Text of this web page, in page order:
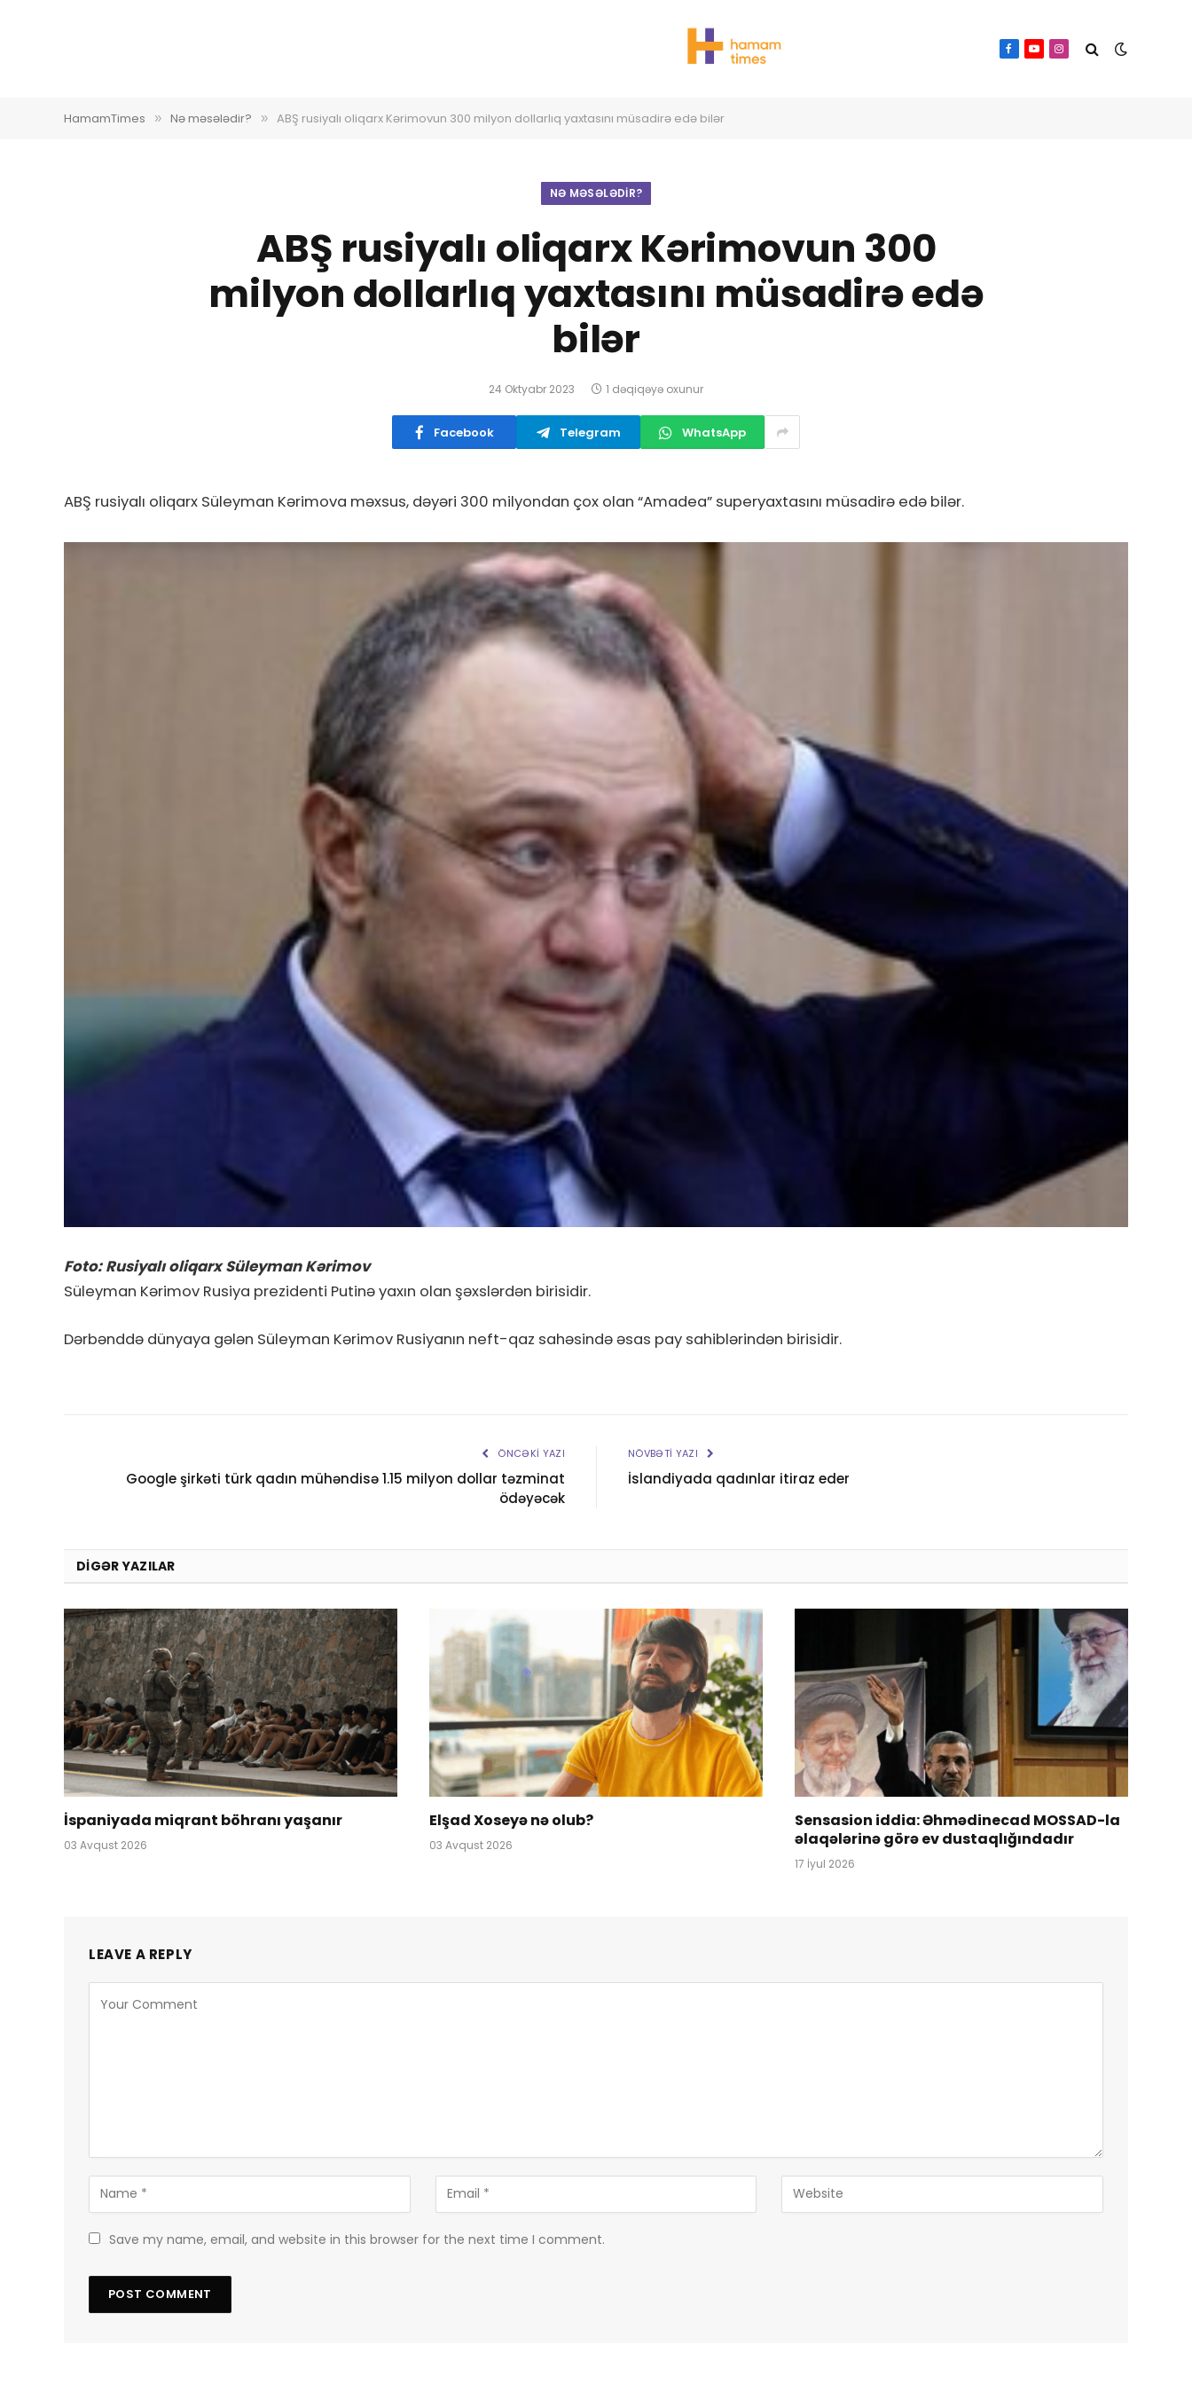
Facebook
YouTube
Instagram
HamamTimes » Nə məsələdir? » ABŞ rusiyalı oliqarx Kərimovun 300 milyon dollarlıq yaxtasını müsadirə edə bilər
NƏ MƏSƏLƏDIR?
ABŞ rusiyalı oliqarx Kərimovun 300
milyon dollarlıq yaxtasını müsadirə edə
bilər
24 Oktyabr 2023 1 dəqiqəyə oxunur
Facebook Telegram WhatsApp
ABŞ rusiyalı oliqarx Süleyman Kərimova məxsus, dəyəri 300 milyondan çox olan “Amadea” superyaxtasını müsadirə edə bilər.
Foto: Rusiyalı oliqarx Süleyman Kərimov
Süleyman Kərimov Rusiya prezidenti Putinə yaxın olan şəxslərdən birisidir.
Dərbənddə dünyaya gələn Süleyman Kərimov Rusiyanın neft-qaz sahəsində əsas pay sahiblərindən birisidir.
ÖNCƏKI YAZI
Google şirkəti türk qadın mühəndisə 1.15 milyon dollar təzminat
ödəyəcək
NÖVBƏTI YAZI
İslandiyada qadınlar itiraz eder
DIGƏR YAZILAR
İspaniyada miqrant böhranı yaşanır
03 Avqust 2026
Elşad Xoseyə nə olub?
03 Avqust 2026
Sensasion iddia: Əhmədinecad MOSSAD-la
əlaqələrinə görə ev dustaqlığındadır
17 İyul 2026
LEAVE A REPLY
Save my name, email, and website in this browser for the next time I comment.